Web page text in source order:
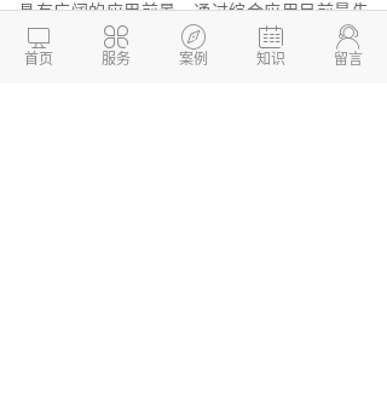
具有广阔的应用前景。通过综合应用目前最先
进的技术体系，虚拟试衣APP可以打破空间限
制，缩短商品检验和购买的时间周期，营销推

首页

服务

案例

知识

留言